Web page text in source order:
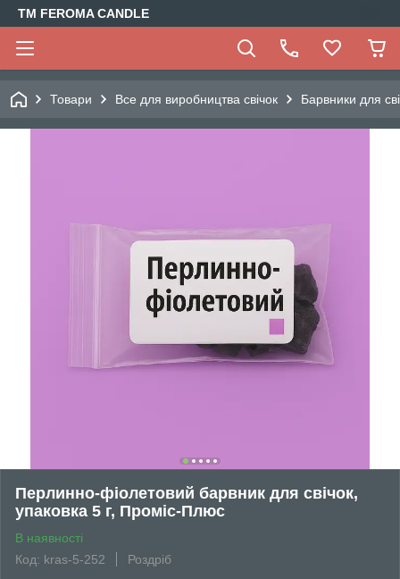
TM FEROMA CANDLE
Товари Все для виробництва свічок Барвники для
Перлинно-фіолетовий барвник для свічок,
упаковка 5 г, Проміс-Плюс
В наявності
Код: kras-5-252
Роздріб